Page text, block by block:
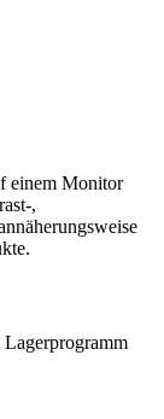
einem Monitor
,